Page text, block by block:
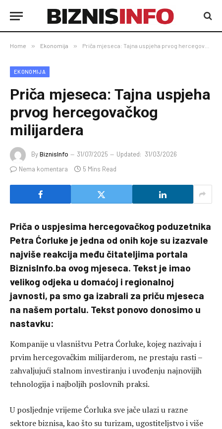
Home » Ekonomija » Priča mjeseca: Tajna uspjeha prvog hercegovačkog milijardera
EKONOMIJA
Priča mjeseca: Tajna uspjeha
prvog hercegovačkog
milijardera
ByBiznisInfo 31/07/2025 Updated: 31/03/2026
Nema komentara
5 Mins Read
Priča o uspjesima hercegovačkog poduzetnika
Petra Ćorluke je jedna od onih koje su izazvale
najviše reakcija među čitateljima portala
BiznisInfo.ba ovog mjeseca. Tekst je imao
velikog odjeka u domaćoj i regionalnoj
javnosti, pa smo ga izabrali za priču mjeseca
na našem portalu. Tekst ponovo donosimo u
nastavku:
Kompanije u vlasništvu Petra Ćorluke, kojeg nazivaju i
prvim hercegovačkim milijarderom, ne prestaju rasti –
zahvaljujući stalnom investiranju i uvođenju najnovijih
tehnologija i najboljih poslovnih praksi.
U posljednje vrijeme Ćorluka sve jače ulazi u razne
sektore biznisa, kao što su turizam, ugostiteljstvo i više